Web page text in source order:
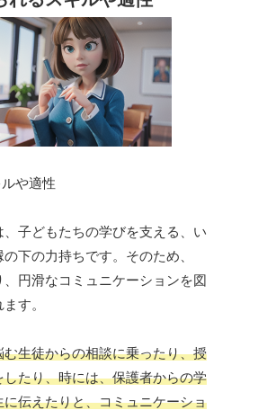
や適性
子どもたちの学びを支える、い
下の力持ちです。そのため、
円滑なコミュニケーションを図
す。
生徒からの相談に乗ったり、授
たり、時には、保護者からの学
伝えたりと、コミュニケーショ